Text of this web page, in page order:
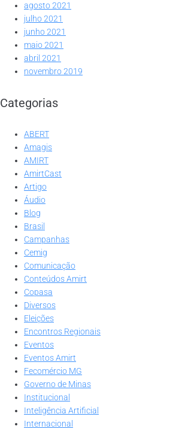
agosto 2021
julho 2021
junho 2021
maio 2021
abril 2021
novembro 2019
Categorias
ABERT
Amagis
AMIRT
AmirtCast
Artigo
Áudio
Blog
Brasil
Campanhas
Cemig
Comunicação
Conteúdos Amirt
Copasa
Diversos
Eleições
Encontros Regionais
Eventos
Eventos Amirt
Fecomércio MG
Governo de Minas
Institucional
Inteligência Artificial
Internacional